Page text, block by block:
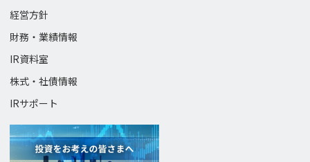
経営方針
財務・業績情報
IR資料室
株式・社債情報
IRサポート